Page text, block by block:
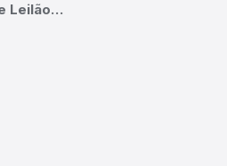
Leilão…